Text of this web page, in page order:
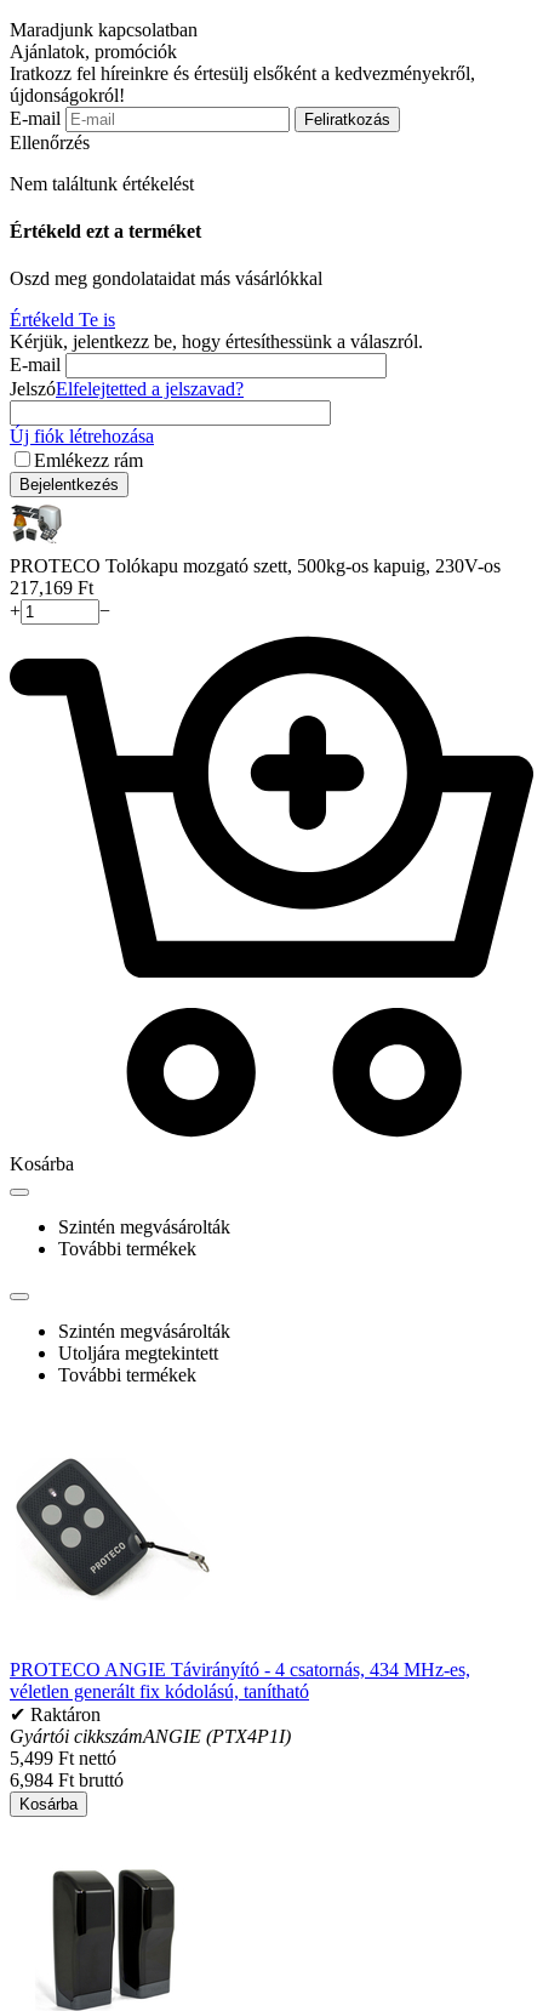
Maradjunk kapcsolatban
Ajánlatok, promóciók
Iratkozz fel híreinkre és értesülj elsőként a kedvezményekről,
újdonságokról!
E-mail
Feliratkozás
Ellenőrzés
Nem találtunk értékelést
Értékeld ezt a terméket
Oszd meg gondolataidat más vásárlókkal
Értékeld Te is
Kérjük, jelentkezz be, hogy értesíthessünk a válaszról.
E-mail
JelszóElfelejtetted a jelszavad?
Új fiók létrehozása
Emlékezz rám
Bejelentkezés
PROTECO Tolókapu mozgató szett, 500kg-os kapuig, 230V-os
217,169 Ft
+
−
Kosárba
Szintén megvásárolták
További termékek
Szintén megvásárolták
Utoljára megtekintett
További termékek
PROTECO ANGIE Távirányító - 4 csatornás, 434 MHz-es,
véletlen generált fix kódolású, tanítható
✔ Raktáron
Gyártói cikkszámANGIE (PTX4P1I)
5,499 Ft nettó
6,984 Ft bruttó
Kosárba